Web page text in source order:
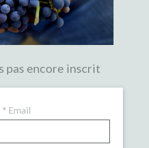
pas encore inscrit
* Email